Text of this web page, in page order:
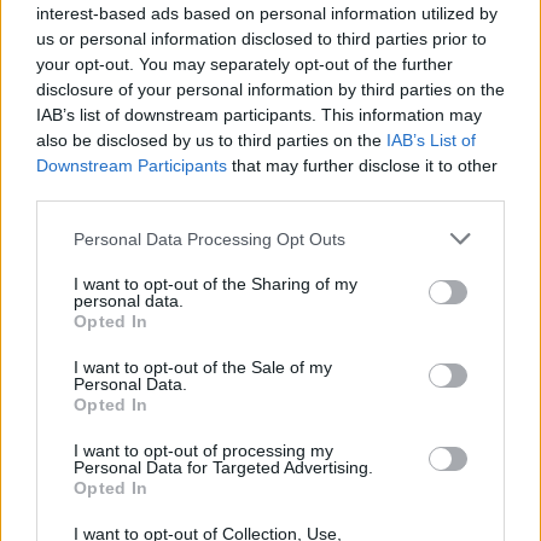
interest-based ads based on personal information utilized by
us or personal information disclosed to third parties prior to
your opt-out. You may separately opt-out of the further
disclosure of your personal information by third parties on the
IAB’s list of downstream participants. This information may
also be disclosed by us to third parties on the IAB’s List of
Downstream Participants that may further disclose it to other
Please note that this website/app uses one or more Google
not limited to your visit or usage behaviour. You may click to
grant or deny consent to Google and its third-party tags to
use your data for below specified purposes in below Google
consent section.
Personal Data Processing Opt Outs
I want to opt-out of the Sharing of my
personal data.
Opted In
I want to opt-out of the Sale of my
Personal Data.
Opted In
I want to opt-out of processing my
Personal Data for Targeted Advertising.
Opted In
I want to opt-out of Collection, Use,
gondolkodásmódjukat, és senki sem játszik el
ennyire bevállalósan azzal, hogy mi történik, ha a két
ország egymásnak feszül? És még a magyarok is
belekeverednek valahogy a buliba, csak, hogy még
érdekesebb legyen a történet. Tényleg nagyon
magával ragadó tud lenni, ahogyan belelátunk a
pörögnek az események és az akciók, az igazi
feladata a világ megmentése, amelyet
természetesen jó szokásához híven ismét abszolvál,
legyőzhetetlen, kivételes képességei vannak, és
egyáltalán nem mellesleg nagyon okos, azonnal
valami nálánál sokkal nagyobb játszmába kezd, és
nem hátrál meg, minden körülmények között
végrehajtja a feladatát. Még csak most tettem le a
könyvet, de máris várom az újabb kalandjait, mert